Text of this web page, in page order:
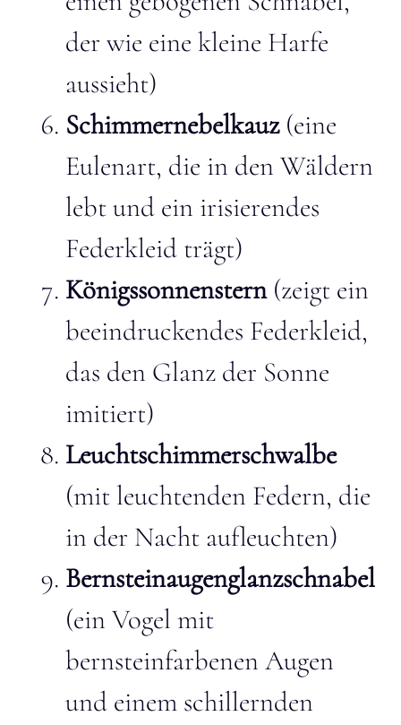
der wie eine kleine Harfe
aussieht)
Schimmernebelkauz(eine
Eulenart, die in den Wäldern
lebt und ein irisierendes
Federkleid trägt)
Königssonnenstern(zeigt ein
beeindruckendes Federkleid,
das den Glanz der Sonne
imitiert)
Leuchtschimmerschwalbe
(mit leuchtenden Federn, die
in der Nacht aufleuchten)
Bernsteinaugenglanzschnabel
(ein Vogel mit
bernsteinfarbenen Augen
und einem schillernden